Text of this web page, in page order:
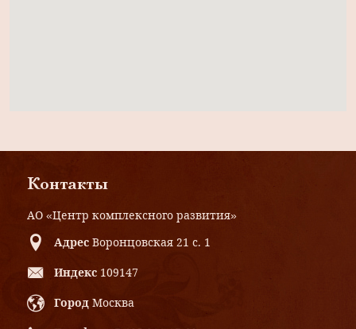
Контакты
АО «Центр комплексного развития»
Адрес Воронцовская 21 с. 1
Индекс 109147
Город Москва